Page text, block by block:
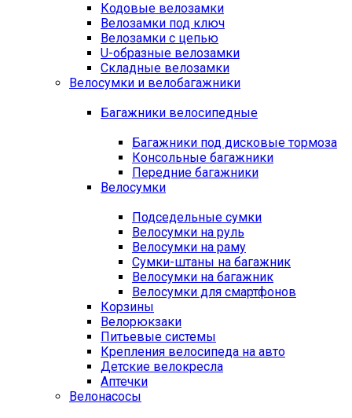
Кодовые велозамки
Велозамки под ключ
Велозамки с цепью
U-образные велозамки
Складные велозамки
Велосумки и велобагажники
Багажники велосипедные
Багажники под дисковые тормоза
Консольные багажники
Передние багажники
Велосумки
Подседельные сумки
Велосумки на руль
Велосумки на раму
Сумки-штаны на багажник
Велосумки на багажник
Велосумки для смартфонов
Корзины
Велорюкзаки
Питьевые системы
Крепления велосипеда на авто
Детские велокресла
Аптечки
Велонасосы